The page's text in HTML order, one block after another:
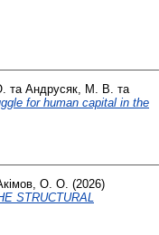
та Андрусяк, М. В. та
for human capital in the
О. О. (2026)
STRUCTURAL